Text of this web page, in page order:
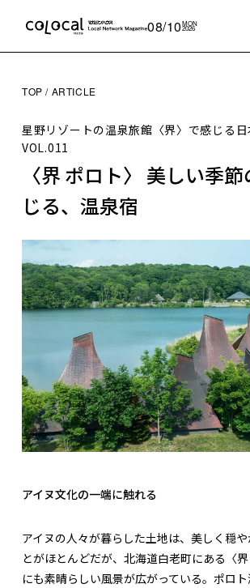
08/10MON
2026
TOP ARTICLE
星野リゾートの温泉旅館〈界〉で感じる
VOL.011
〈界 ポロト〉 美しい季
じる、温泉宿
アイヌ文化の一端に触れる
アイヌの人々が暮らした土地は、美しく穏
とがほとんどだが、北海道白老町にある〈
にも素晴らしい風景が広がっている。ポロ